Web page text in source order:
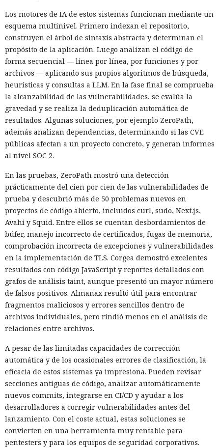
Los motores de IA de estos sistemas funcionan mediante un
esquema multinivel. Primero indexan el repositorio,
construyen el árbol de sintaxis abstracta y determinan el
propósito de la aplicación. Luego analizan el código de
forma secuencial — línea por línea, por funciones y por
archivos — aplicando sus propios algoritmos de búsqueda,
heurísticas y consultas a LLM. En la fase final se comprueba
la alcanzabilidad de las vulnerabilidades, se evalúa la
gravedad y se realiza la deduplicación automática de
resultados. Algunas soluciones, por ejemplo ZeroPath,
además analizan dependencias, determinando si las CVE
públicas afectan a un proyecto concreto, y generan informes
al nivel SOC 2.
En las pruebas, ZeroPath mostró una detección
prácticamente del cien por cien de las vulnerabilidades de
prueba y descubrió más de 50 problemas nuevos en
proyectos de código abierto, incluidos curl, sudo, Next.js,
Avahi y Squid. Entre ellos se cuentan desbordamientos de
búfer, manejo incorrecto de certificados, fugas de memoria,
comprobación incorrecta de excepciones y vulnerabilidades
en la implementación de TLS. Corgea demostró excelentes
resultados con código JavaScript y reportes detallados con
grafos de análisis taint, aunque presentó un mayor número
de falsos positivos. Almanax resultó útil para encontrar
fragmentos maliciosos y errores sencillos dentro de
archivos individuales, pero rindió menos en el análisis de
relaciones entre archivos.
A pesar de las limitadas capacidades de corrección
automática y de los ocasionales errores de clasificación, la
eficacia de estos sistemas ya impresiona. Pueden revisar
secciones antiguas de código, analizar automáticamente
nuevos commits, integrarse en CI/CD y ayudar a los
desarrolladores a corregir vulnerabilidades antes del
lanzamiento. Con el coste actual, estas soluciones se
convierten en una herramienta muy rentable para
pentesters y para los equipos de seguridad corporativos.